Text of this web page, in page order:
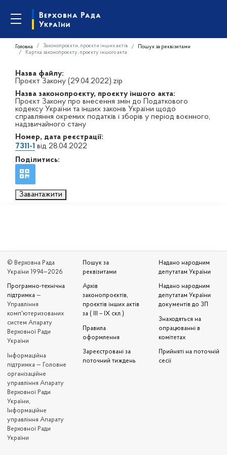
Головна Законопроєкти, проєкти інших актів
Пошук за реквізитами
Картка законопроєкту, проєкту іншого акта
Назва файлу:
Проєкт Закону (29.04.2022).zip
Назва законопроєкту, проєкту іншого акта:
Проєкт Закону про внесення змін до Податкового
кодексу України та інших законів України щодо
справляння окремих податків і зборів у період воєнного,
надзвичайного стану
Номер, дата реєстрації:
7311-1 від 28.04.2022
Поділитись:
Завантажити
© Верховна Рада
України 1994—2026
Програмно-технічна
підтримка —
Управління
комп'ютеризованих
систем Апарату
Верховної Ради
України
Iнформаційна
підтримка — Головне
організаційне
управління Апарату
Верховної Ради
України,
Інформаційне
управління Апарату
Верховної Ради
України
Пошук за
реквізитами
Архів
законопроєктів,
проєктів інших актів
за ( III – IX скл.)
Правила
оформлення
Зареєстровані за
поточний тиждень
Надано народним
депутатам України
Надано народним
депутатам України
документів до ЗП
Знаходяться на
опрацюванні в
комітетах
Прийняті на поточній
сесії